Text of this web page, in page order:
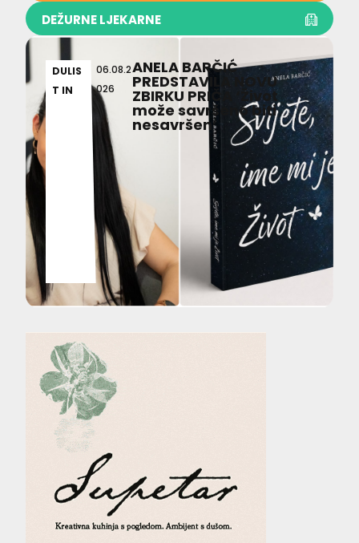
DEŽURNE LJEKARNE
DULIS
T IN
06.08.2
026
ANELA BARČIĆ
PREDSTAVILA NOVU
ZBIRKU PRIČA ‘Život
može savršeno biti
nesavršen’